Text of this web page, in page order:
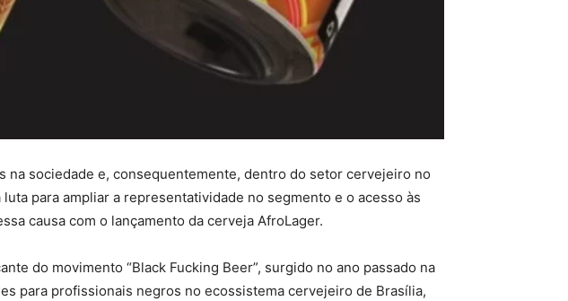
na sociedade e, consequentemente, dentro do setor cervejeiro no
para ampliar a representatividade no segmento e o acesso às
causa com o lançamento da cerveja AfroLager.
do movimento “Black Fucking Beer”, surgido no ano passado na
para profissionais negros no ecossistema cervejeiro de Brasília,